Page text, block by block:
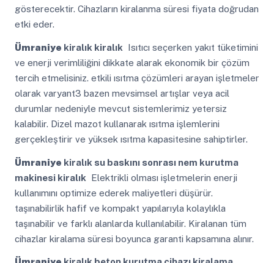
gösterecektir. Cihazların kiralanma süresi fiyata doğrudan
etki eder.
Ümraniye kiralık kiralık Isıtıcı seçerken yakıt tüketimini
ve enerji verimliliğini dikkate alarak ekonomik bir çözüm
tercih etmelisiniz. etkili ısıtma çözümleri arayan işletmeler
olarak varyant3 bazen mevsimsel artışlar veya acil
durumlar nedeniyle mevcut sistemlerimiz yetersiz
kalabilir. Dizel mazot kullanarak ısıtma işlemlerini
gerçekleştirir ve yüksek ısıtma kapasitesine sahiptirler.
Ümraniye kiralık su baskını sonrası nem kurutma
makinesi kiralık Elektrikli olması işletmelerin enerji
kullanımını optimize ederek maliyetleri düşürür.
taşınabilirlik hafif ve kompakt yapılarıyla kolaylıkla
taşınabilir ve farklı alanlarda kullanılabilir. Kiralanan tüm
cihazlar kiralama süresi boyunca garanti kapsamına alınır.